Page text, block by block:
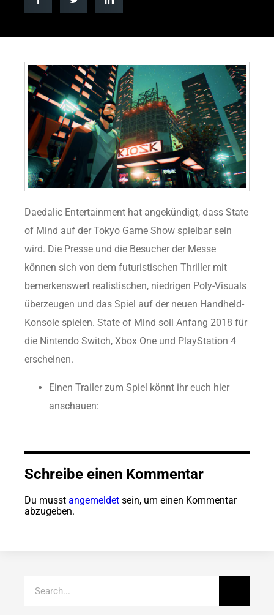
Daedalic Entertainment hat angekündigt, dass State
of Mind auf der Tokyo Game Show spielbar sein
wird. Die Presse und die Besucher der Messe
können sich von dem futuristischen Thriller mit
bemerkenswert realistischen, niedrigen Poly-Visuals
überzeugen und das Spiel auf der neuen Handheld-
Konsole spielen. State of Mind soll Anfang 2018 für
die Nintendo Switch, Xbox One und PlayStation 4
erscheinen.
Einen Trailer zum Spiel könnt ihr euch hier
anschauen:
Schreibe einen Kommentar
Du musst angemeldet sein, um einen Kommentar
abzugeben.